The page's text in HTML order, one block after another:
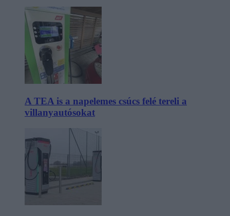
A TEA is a napelemes csúcs felé tereli a
villanyautósokat